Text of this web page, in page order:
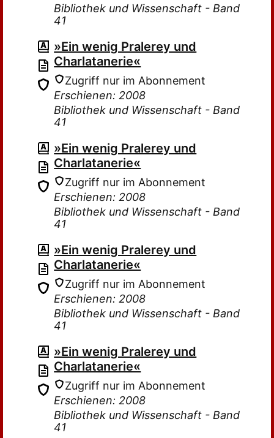
Bibliothek und Wissenschaft - Band
41
»Ein wenig Pralerey und
Charlatanerie«
Zugriff nur im Abonnement
Erschienen: 2008
Bibliothek und Wissenschaft - Band
41
»Ein wenig Pralerey und
Charlatanerie«
Zugriff nur im Abonnement
Erschienen: 2008
Bibliothek und Wissenschaft - Band
41
»Ein wenig Pralerey und
Charlatanerie«
Zugriff nur im Abonnement
Erschienen: 2008
Bibliothek und Wissenschaft - Band
41
»Ein wenig Pralerey und
Charlatanerie«
Zugriff nur im Abonnement
Erschienen: 2008
Bibliothek und Wissenschaft - Band
41